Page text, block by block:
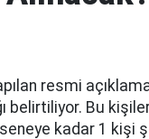
resmi
belirtiliyor. Bu
kadar 1 kişi